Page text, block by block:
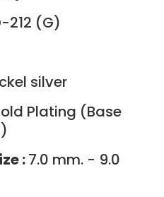
212 (G)
silver
Plating (Base
:7.0 mm. - 9.0